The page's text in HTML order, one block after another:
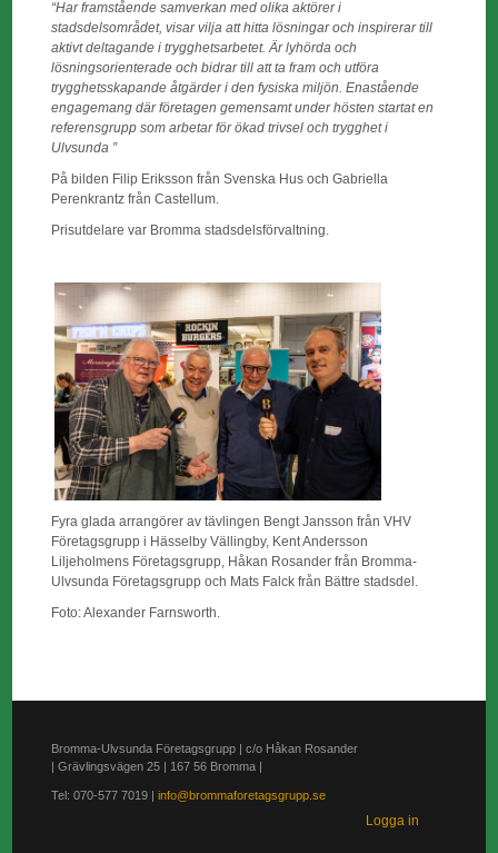
“Har framstående samverkan med olika aktörer i
stadsdelsområdet, visar vilja att hitta lösningar och inspirerar till
aktivt deltagande i trygghetsarbetet. Är lyhörda och
lösningsorienterade och bidrar till att ta fram och utföra
trygghetsskapande åtgärder i den fysiska miljön. Enastående
engagemang där företagen gemensamt under hösten startat en
referensgrupp som arbetar för ökad trivsel och trygghet i
Ulvsunda ”
På bilden Filip Eriksson från Svenska Hus och Gabriella
Perenkrantz från Castellum.
Prisutdelare var Bromma stadsdelsförvaltning.
Fyra glada arrangörer av tävlingen Bengt Jansson från VHV
Företagsgrupp i Hässelby Vällingby, Kent Andersson
Liljeholmens Företagsgrupp, Håkan Rosander från Bromma-
Ulvsunda Företagsgrupp och Mats Falck från Bättre stadsdel.
Foto: Alexander Farnsworth.
Bromma-Ulvsunda Företagsgrupp | c/o Håkan Rosander
| Grävlingsvägen 25 | 167 56 Bromma |
Tel: 070-577 7019 |info@brommaforetagsgrupp.se
Logga in